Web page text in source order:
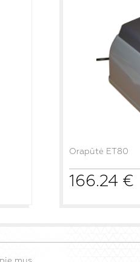
Orapūtė ET80
166.24 €